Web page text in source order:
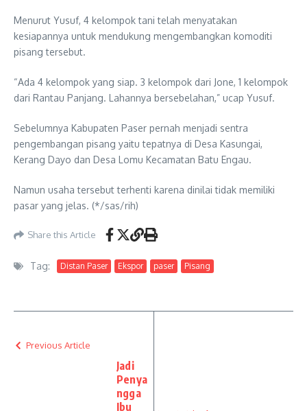
Menurut Yusuf, 4 kelompok tani telah menyatakan
kesiapannya untuk mendukung mengembangkan komoditi
pisang tersebut.
“Ada 4 kelompok yang siap. 3 kelompok dari Jone, 1 kelompok
dari Rantau Panjang. Lahannya bersebelahan,” ucap Yusuf.
Sebelumnya Kabupaten Paser pernah menjadi sentra
pengembangan pisang yaitu tepatnya di Desa Kasungai,
Kerang Dayo dan Desa Lomu Kecamatan Batu Engau.
Namun usaha tersebut terhenti karena dinilai tidak memiliki
pasar yang jelas. (*/sas/rih)
Share this Article
Tag: Distan Paser Ekspor paser Pisang
Previous Article
Jadi
Penya
ngga
Ibu